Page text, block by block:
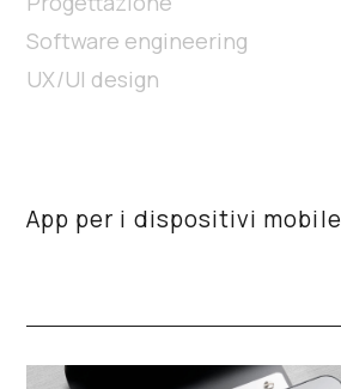
Software engineering
UX/UI design
App per i dispositivi mobile